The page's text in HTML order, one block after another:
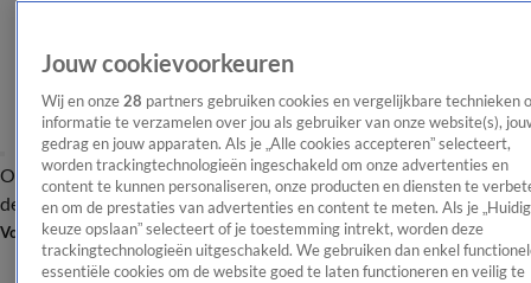
OverzichtAfleveringen Entertainment TV Algemeen
Tip
de redactieNieuwsbrief
Volg Shownieuws
Jouw cookievoorkeuren
Wij en onze 28 partners gebruiken cookies en vergelijkbare technieken
informatie te verzamelen over jou als gebruiker van onze website(s),
gedrag en jouw apparaten. Als je „Alle cookies accepteren” selecteert,
worden trackingtechnologieën ingeschakeld om onze advertenties en
content te kunnen personaliseren, onze producten en diensten te
en om de prestaties van advertenties en content te meten. Als je
keuze opslaan” selecteert of je toestemming intrekt, worden deze
trackingtechnologieën uitgeschakeld. We gebruiken dan enkel
essentiële cookies om de website goed te laten functioneren en veilig te